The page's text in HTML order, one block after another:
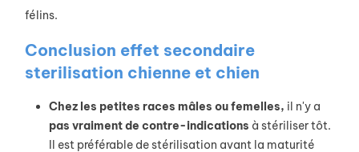
félins.
Conclusion effet secondaire
sterilisation chienne et chien
Chez les petites races mâles ou femelles, il n'y a
pas vraiment de contre-indications à stériliser tôt.
Il est préférable de stérilisation avant la maturité